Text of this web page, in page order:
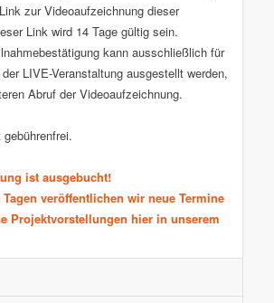
zur Videoaufzeichnung dieser
Link wird 14 Tage gültig sein.
kann ausschließlich für
LIVE-Veranstaltung ausgestellt werden,
Abruf der Videoaufzeichnung.
ist ausgebucht!
veröffentlichen wir neue Termine
Projektvorstellungen hier in unserem